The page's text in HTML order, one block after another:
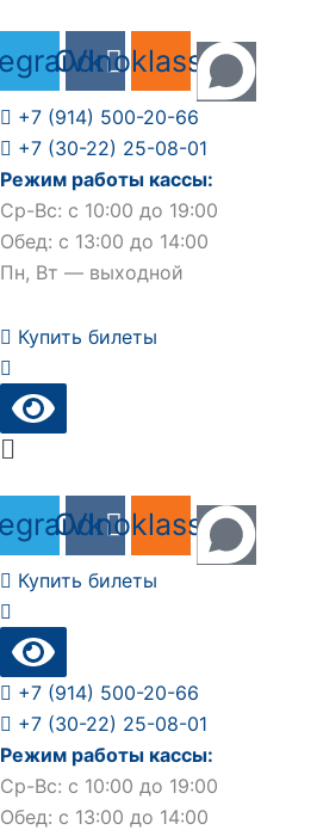
содержимому
Vk
Odnoklassniki
+7 (914) 500-20-66
+7 (30-22) 25-08-01
Режим работы кассы:
Ср-Вс: с 10:00 до 19:00
Обед: с 13:00 до 14:00
Пн, Вт — выходной
Купить билеты
Main
Vk
Odnoklassniki
Купить билеты
+7 (914) 500-20-66
+7 (30-22) 25-08-01
Режим работы кассы:
Ср-Вс: с 10:00 до 19:00
Обед: с 13:00 до 14:00